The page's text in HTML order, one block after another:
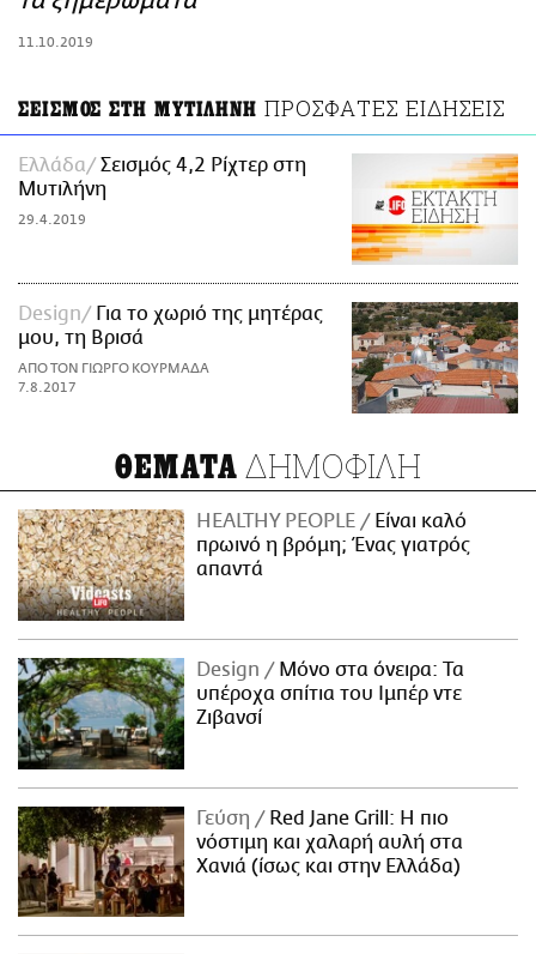
11.10.2019
ΣΕΙΣΜΟΣ ΣΤΗ ΜΥΤΙΛΗΝΗ ΠΡΟΣΦΑΤΕΣ ΕΙΔΗΣΕΙΣ
Ελλάδα
Σεισμός 4,2 Ρίχτερ στη
Μυτιλήνη
29.4.2019
Design
Για το χωριό της μητέρας
μου, τη Βρισά
ΑΠΟ ΤΟΝ ΓΙΩΡΓΟ ΚΟΥΡΜΑΔΑ
7.8.2017
ΘΕΜΑΤΑ ΔΗΜΟΦΙΛΗ
HEALTHY PEOPLE
Είναι καλό
πρωινό η βρόμη; Ένας γιατρός
απαντά
Design
Μόνο στα όνειρα: Τα
υπέροχα σπίτια του Ιμπέρ ντε
Ζιβανσί
Γεύση
Red Jane Grill: Η πιο
νόστιμη και χαλαρή αυλή στα
Χανιά (ίσως και στην Ελλάδα)